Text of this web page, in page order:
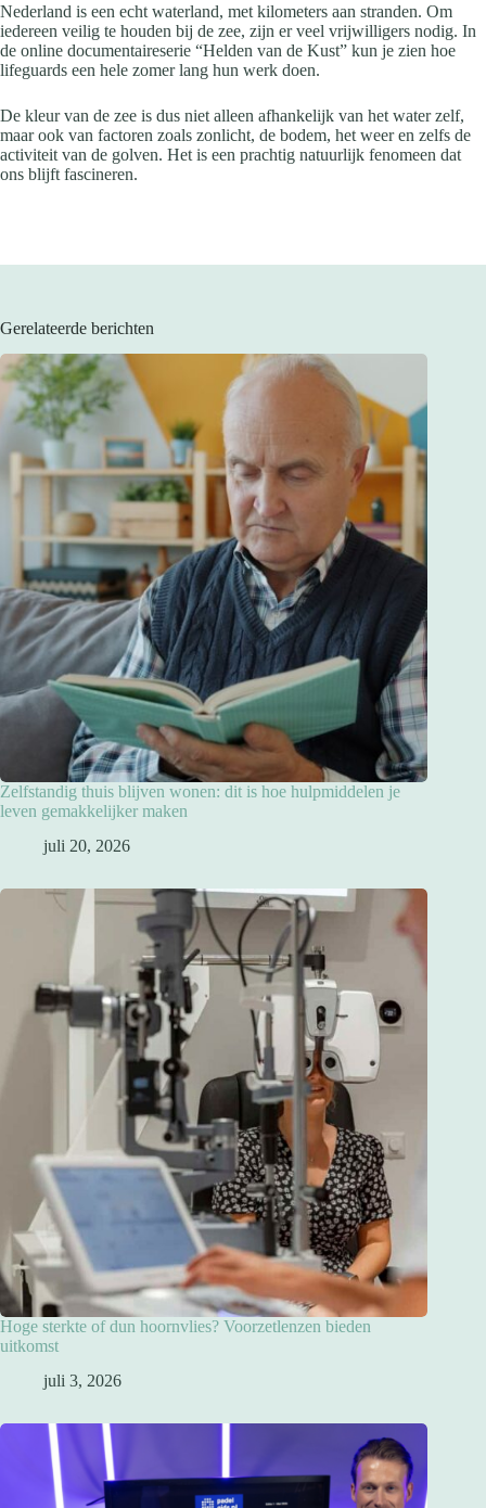
Nederland is een echt waterland, met kilometers aan stranden. Om
iedereen veilig te houden bij de zee, zijn er veel vrijwilligers nodig. In
de online documentaireserie “Helden van de Kust” kun je zien hoe
lifeguards een hele zomer lang hun werk doen.
De kleur van de zee is dus niet alleen afhankelijk van het water zelf,
maar ook van factoren zoals zonlicht, de bodem, het weer en zelfs de
activiteit van de golven. Het is een prachtig natuurlijk fenomeen dat
ons blijft fascineren.
Gerelateerde berichten
Zelfstandig thuis blijven wonen: dit is hoe hulpmiddelen je
leven gemakkelijker maken
juli 20, 2026
Hoge sterkte of dun hoornvlies? Voorzetlenzen bieden
uitkomst
juli 3, 2026